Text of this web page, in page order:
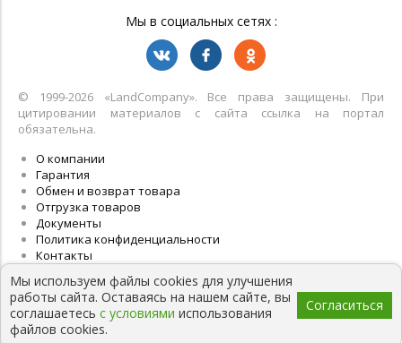
Мы используем файлы cookies для улучшения
работы сайта. Оставаясь на нашем сайте, вы
соглашаетесь с условиями использования
файлов cookies.
Согласиться
Мы в социальных сетях :
© 1999-2026 «LandСompany». Все права защищены. При
цитировании материалов с сайта ссылка на портал
обязательна.
О компании
Гарантия
Обмен и возврат товара
Отгрузка товаров
Документы
Политика конфиденциальности
Контакты